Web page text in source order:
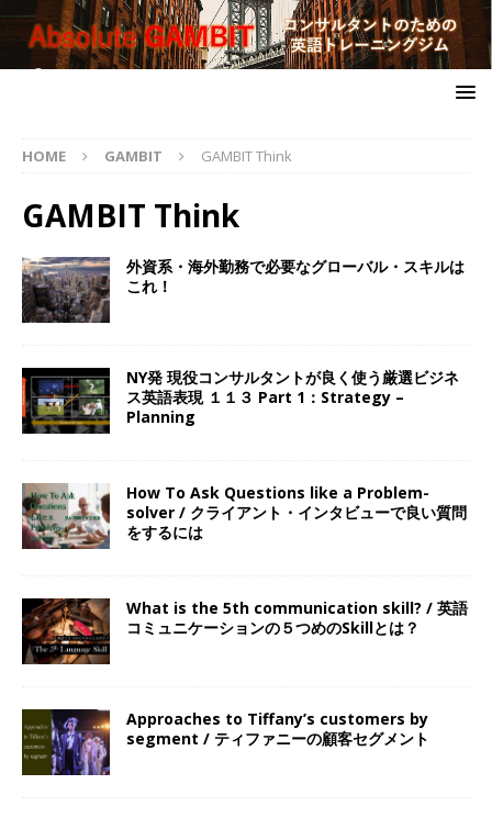
HOME GAMBIT GAMBIT Think
GAMBIT Think
外資系・海外勤務で必要なグローバル・スキルは
これ！
NY発 現役コンサルタントが良く使う厳選ビジネ
ス英語表現 １１３ Part 1：Strategy –
Planning
How To Ask Questions like a Problem-
solver / クライアント・インタビューで良い質問
をするには
What is the 5th communication skill? / 英語
コミュニケーションの５つめのSkillとは？
Approaches to Tiffany’s customers by
segment / ティファニーの顧客セグメント